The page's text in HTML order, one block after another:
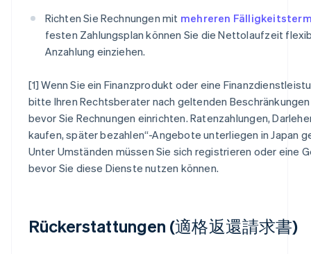
Richten Sie Rechnungen mit mehreren
festen Zahlungsplan können Sie die Nettolaufzeit
Anzahlung einziehen.
[1] Wenn Sie ein Finanzprodukt oder eine
bitte Ihren Rechtsberater nach geltenden
bevor Sie Rechnungen einrichten. Ratenzahlungen,
kaufen, später bezahlen“-Angebote unterliegen in Japan
Unter Umständen müssen Sie sich registrieren oder eine
bevor Sie diese Dienste nutzen können.
Rückerstattungen (適格返還請求書)